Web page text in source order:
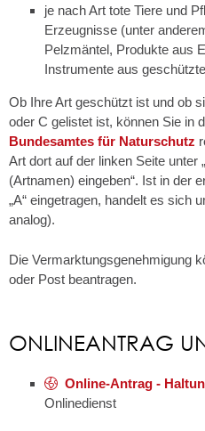
je nach Art tote Tiere und
Erzeugnisse (unter
Pelzmäntel, Produkte aus
Instrumente aus
Ob Ihre Art geschützt ist und ob
oder C gelistet ist, können Sie in
Bundesamtes für Naturschutz
Art dort auf der linken Seite unter
(Artnamen) eingeben“. Ist in der
„A“ eingetragen, handelt es sich
analog).
Die Vermarktungsgenehmigung
oder Post beantragen.
ONLINEANTRAG
Online-Antrag -
Onlinedienst